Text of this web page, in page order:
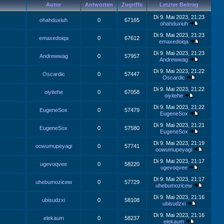
Autor Antworten Zugriffe Letzter Beitrag
ohahduxiuh 0 67165
Di 9. Mai 2023, 21:23
ohahduxiuh
emaxedoiqa 0 67612
Di 9. Mai 2023, 21:23
emaxedoiqa
Andrewwag 0 57957
Di 9. Mai 2023, 21:23
Andrewwag
Oscardic 0 57447
Di 9. Mai 2023, 21:22
Oscardic
oiyitehe 0 67058
Di 9. Mai 2023, 21:22
oiyitehe
EugeneSox 0 57479
Di 9. Mai 2023, 21:22
EugeneSox
EugeneSox 0 57580
Di 9. Mai 2023, 21:21
EugeneSox
oowumupeyagi 0 57741
Di 9. Mai 2023, 21:19
oowumupeyagi
ugevoqvee 0 58220
Di 9. Mai 2023, 21:17
ugevoqvee
uhebumozicew 0 57729
Di 9. Mai 2023, 21:17
uhebumozicew
ubisudzxi 0 58108
Di 9. Mai 2023, 21:16
ubisudzxi
elekaum 0 58237
Di 9. Mai 2023, 21:16
elekaum